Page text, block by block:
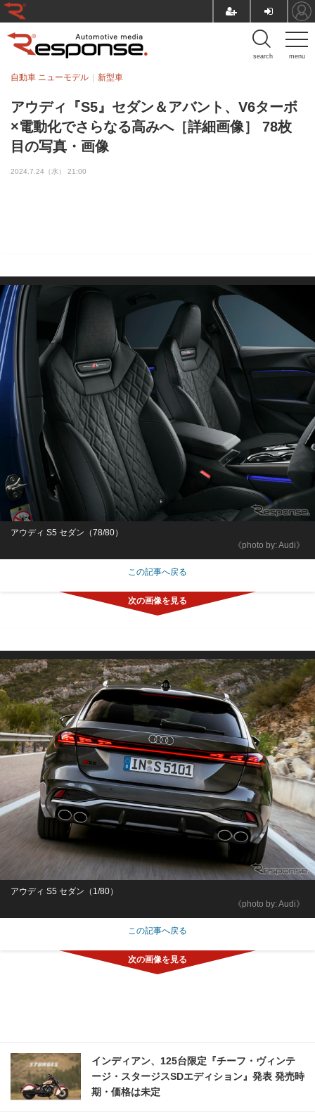
menu
search
アウディ『S5』セダン＆アバント、V6ターボ
×電動化でさらなる高みへ［詳細画像］ 78枚
目の写真・画像
自動車 ニューモデル 新型車
2024.7.24（水） 21:00
《photo by: Audi》
アウディ S5 セダン（78/80）
この記事へ戻る
《photo by: Audi》
アウディ S5 セダン（1/80）
この記事へ戻る
インディアン、125台限定『チーフ・ヴィンテ
ージ・スタージスSDエディション』発表 発売時
期・価格は未定